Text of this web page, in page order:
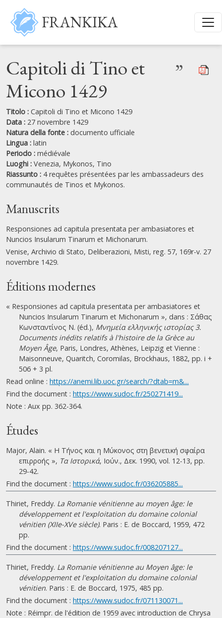
Salta al contenuto principale
FRANKIKA
Capitoli di Tino et
Micono 1429
”
Titolo : Capitoli di Tino et Micono 1429
Data : 27 novembre 1429
Natura della fonte : documento ufficiale
Lingua : latin
Periodo : médiévale
Luoghi : Venezia, Mykonos, Tino
Riassunto : 4 requêtes présentées par les ambassadeurs des
communautés de Tinos et Mykonos.
Manuscrits
Responsiones ad capitula presentata per ambasiatores et
Nuncios Insularum Tinarum et Michonarum.
Venise, Archivio di Stato, Deliberazioni, Misti, reg. 57, 169r-v. 27
novembre 1429.
Éditions modernes
« Responsiones ad capitula presentata per ambasiatores et
Nuncios Insularum Tinarum et Michonarum », dans : Σάθας
Κωνσταντίνος Ν. (éd.), Μνημεία ελληνικής ιστορίας 3.
Documents inédits relatifs à l'histoire de la Grèce au
Moyen Âge, Paris, Londres, Athènes, Leipzig et Vienne :
Maisonneuve, Quaritch, Coromilas, Brockhaus, 1882, pp. i +
506 + 3 pl.
Read online : https://anemi.lib.uoc.gr/search/?dtab=m&...
Find the document : https://www.sudoc.fr/250271419...
Note : Aux pp. 362-364.
Études
Major, Alain. « Η Τήνος και η Μύκονος στη βενετική σφαίρα
επιρροής », Τα Ιστορικά, Ιούν., Δεκ. 1990, vol. 12-13, pp.
29-42.
Find the document : https://www.sudoc.fr/036205885...
Thiriet, Freddy. La Romanie vénitienne au moyen âge: le
développement et l'exploitation du domaine colonial
vénitien (XIIe-XVe siècle). Paris : E. de Boccard, 1959, 472
pp.
Find the document : https://www.sudoc.fr/008207127...
Thiriet, Freddy. La Romanie vénitienne au Moyen âge: le
développement et l'exploitation du domaine colonial
vénitien. Paris : E. de Boccard, 1975, 485 pp.
Find the document : https://www.sudoc.fr/071130071...
Note : Réimpr. de l'édition de 1959 avec introduction de Chrysa